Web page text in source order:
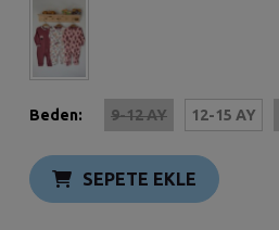
Beden: 9-12 AY 12-15 AY
SEPETE EKLE